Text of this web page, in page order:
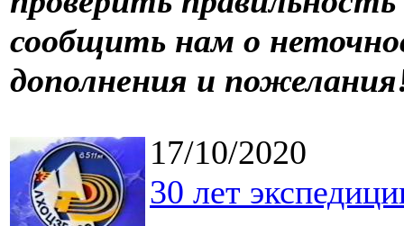
сообщить нам о
дополнения и
17/10/2020
30 лет